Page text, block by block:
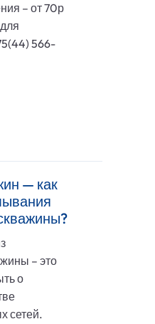
– от 70р
566-
— как
– это
о
сетей.